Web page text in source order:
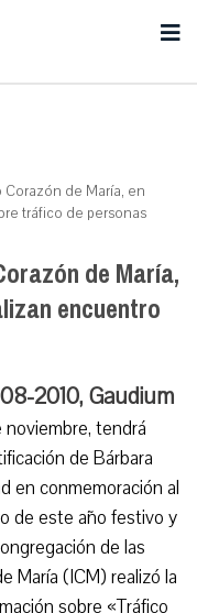
de María, en
tráfico de personas
de María,
encuentro
2010, Gaudium
noviembre, tendrá
de Bárbara
en conmemoración al
de este año festivo y
de las
María (ICM) realizó la
sobre «Tráfico